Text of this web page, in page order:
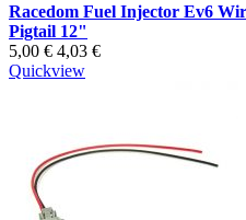
Racedom Fuel Injector Ev6
Pigtail 12"
5,00 € 4,03 €
Quickview